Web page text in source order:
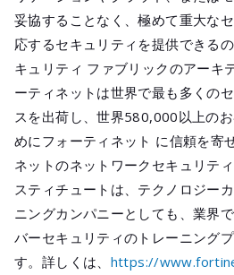
妥協することなく、極めて重大な
応するセキュリティを提供できる
キュリティ ファブリックのアーキ
ーティネットは世界で最も多くの
スを出荷し、世界580,000以上の
めにフォーティネット に信頼を寄
ネットのネットワークセキュリテ
スティチュートは、テクノロジー
ニングカンパニーとしても、業界
バーセキュリティのトレーニング
す。詳しくは、 https://